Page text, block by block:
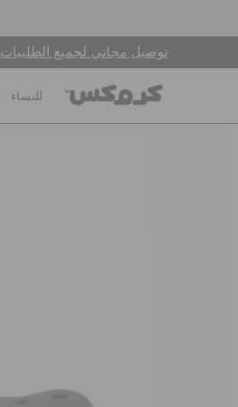
توصيل مجاني لجميع الطلبيات
للنساء